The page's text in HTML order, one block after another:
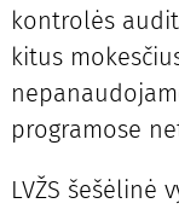
kontrolės
kitus
programose
LVŽS šešėlinė